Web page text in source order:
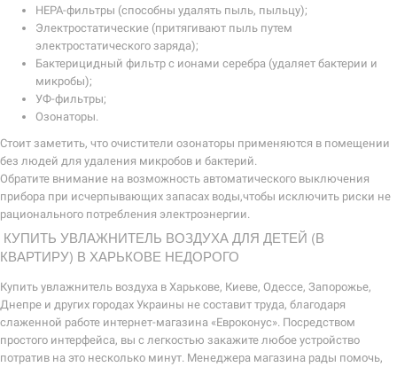
НЕРА-фильтры (способны удалять пыль, пыльцу);
Электростатические (притягивают пыль путем
электростатического заряда);
Бактерицидный фильтр с ионами серебра (удаляет бактерии и
микробы);
УФ-фильтры;
Озонаторы.
Стоит заметить, что очистители озонаторы применяются в помещении
без людей для удаления микробов и бактерий.
Обратите внимание на возможность автоматического выключения
прибора при исчерпывающих запасах воды,чтобы исключить риски не
рационального потребления электроэнергии.
КУПИТЬ УВЛАЖНИТЕЛЬ ВОЗДУХА ДЛЯ ДЕТЕЙ (В
КВАРТИРУ) В ХАРЬКОВЕ НЕДОРОГО
Купить увлажнитель воздуха в Харькове, Киеве, Одессе, Запорожье,
Днепре и других городах Украины не составит труда, благодаря
слаженной работе интернет-магазина «Евроконус». Посредством
простого интерфейса, вы с легкостью закажите любое устройство
потратив на это несколько минут. Менеджера магазина рады помочь,